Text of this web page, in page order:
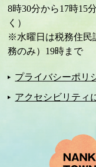
8時30分から17時15
く）
※水曜日は税務住民
務のみ）19時まで
プライバシーポリ
アクセシビリティ